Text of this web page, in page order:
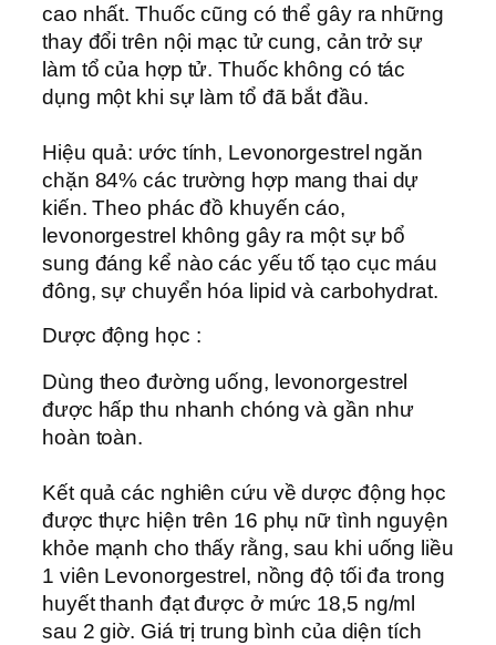
cao nhất. Thuốc cũng có thể gây ra những
thay đổi trên nội mạc tử cung, cản trở sự
làm tổ của hợp tử. Thuốc không có tác
dụng một khi sự làm tổ đã bắt đầu.
Hiệu quả: ước tính, Levonorgestrel ngăn
chặn 84% các trường hợp mang thai dự
kiến. Theo phác đồ khuyến cáo,
levonorgestrel không gây ra một sự bổ
sung đáng kể nào các yếu tố tạo cục máu
đông, sự chuyển hóa lipid và carbohydrat.
Dược động học :
Dùng theo đường uống, levonorgestrel
được hấp thu nhanh chóng và gần như
hoàn toàn.
Kết quả các nghiên cứu về dược động học
được thực hiện trên 16 phụ nữ tình nguyện
khỏe mạnh cho thấy rằng, sau khi uống liều
1 viên Levonorgestrel, nồng độ tối đa trong
huyết thanh đạt được ở mức 18,5 ng/ml
sau 2 giờ. Giá trị trung bình của diện tích